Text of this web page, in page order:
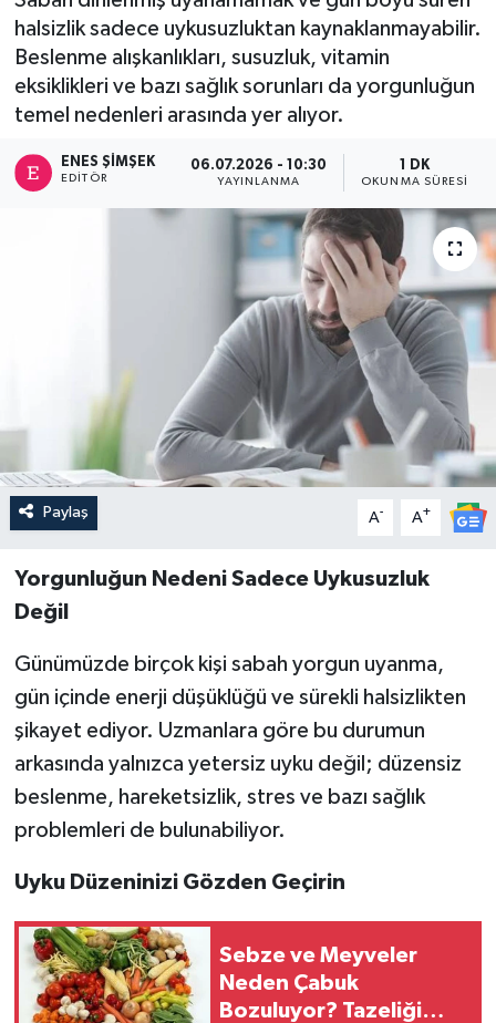
halsizlik sadece uykusuzluktan kaynaklanmayabilir.
Beslenme alışkanlıkları, susuzluk, vitamin
eksiklikleri ve bazı sağlık sorunları da yorgunluğun
temel nedenleri arasında yer alıyor.
ENES ŞIMŞEK
EDITÖR
06.07.2026 - 10:30
YAYINLANMA
1 DK
OKUNMA SÜRESI
Paylaş A- A+
Yorgunluğun Nedeni Sadece Uykusuzluk
Değil
Günümüzde birçok kişi sabah yorgun uyanma,
gün içinde enerji düşüklüğü ve sürekli halsizlikten
şikayet ediyor. Uzmanlara göre bu durumun
arkasında yalnızca yetersiz uyku değil; düzensiz
beslenme, hareketsizlik, stres ve bazı sağlık
problemleri de bulunabiliyor.
Uyku Düzeninizi Gözden Geçirin
Sebze ve Meyveler
Neden Çabuk
Bozuluyor? Tazeliği